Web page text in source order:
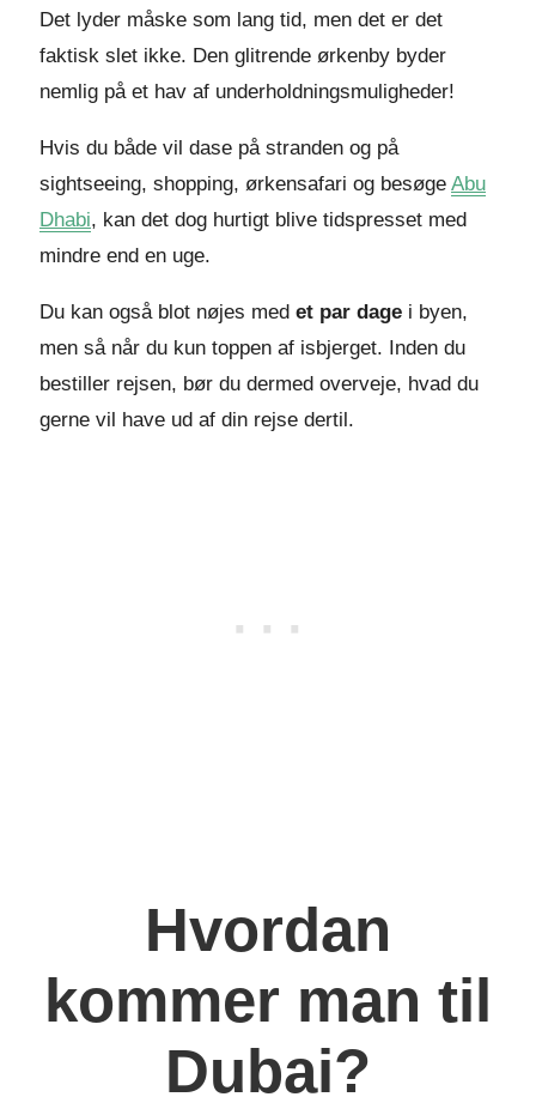
Det lyder måske som lang tid, men det er det
faktisk slet ikke. Den glitrende ørkenby byder
nemlig på et hav af underholdningsmuligheder!
Hvis du både vil dase på stranden og på
sightseeing, shopping, ørkensafari og besøge Abu
Dhabi, kan det dog hurtigt blive tidspresset med
mindre end en uge.
Du kan også blot nøjes med et par dage i byen,
men så når du kun toppen af isbjerget. Inden du
bestiller rejsen, bør du dermed overveje, hvad du
gerne vil have ud af din rejse dertil.
Hvordan
kommer man til
Dubai?